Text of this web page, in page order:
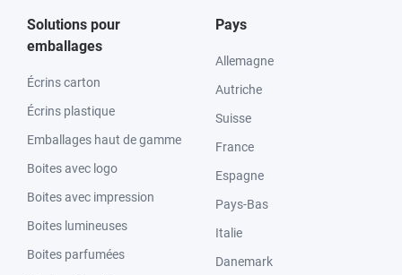
Solutions pour
emballages
Écrins carton
Écrins plastique
Emballages haut de gamme
Boites avec logo
Boites avec impression
Boites lumineuses
Boites parfumées
Pays
Allemagne
Autriche
Suisse
France
Espagne
Pays-Bas
Italie
Danemark